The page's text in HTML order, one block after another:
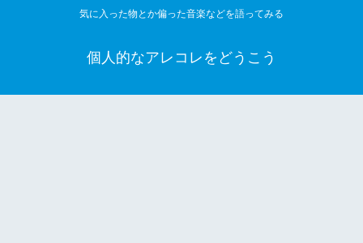
気に入った物とか偏った音楽などを語ってみる
個人的なアレコレをどうこう